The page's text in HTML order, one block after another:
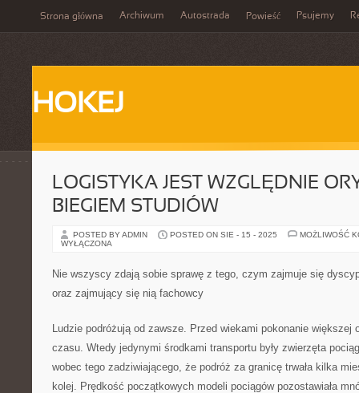
Strona główna Archiwum Autostrada Powieść Psujemy
HOKEJ
LOGISTYKA JEST WZGLĘDNIE
BIEGIEM STUDIÓW
POSTED BY ADMIN POSTED ON SIE - 15 - 2025
MOŻLIWOŚĆ
WYŁĄCZONA
Nie wszyscy zdają sobie sprawę z tego, czym zajmuje się
oraz zajmujący się nią fachowcy
Ludzie podróżują od zawsze. Przed wiekami pokonanie większej
czasu. Wtedy jedynymi środkami transportu były zwierzęta
wobec tego zadziwiającego, że podróż za granicę trwała kilka
kolej. Prędkość początkowych modeli pociągów pozostawiała